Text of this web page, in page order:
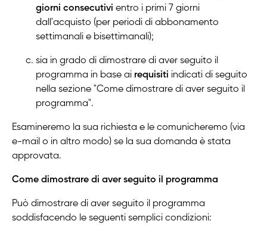
giorni consecutivi entro i primi 7 giorni
dall'acquisto (per periodi di abbonamento
settimanali e bisettimanali);
sia in grado di dimostrare di aver seguito il
programma in base ai requisiti indicati di seguito
nella sezione "Come dimostrare di aver seguito il
programma".
Esamineremo la sua richiesta e le comunicheremo (via
e-mail o in altro modo) se la sua domanda è stata
approvata.
Come dimostrare di aver seguito il programma
Può dimostrare di aver seguito il programma
soddisfacendo le seguenti semplici condizioni: